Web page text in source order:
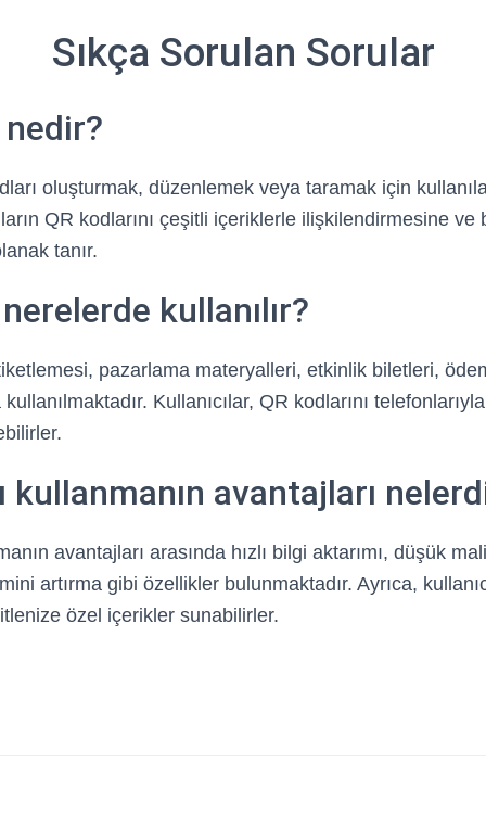
Sıkça Sorulan Sorular
nedir?
oluşturmak, düzenlemek veya taramak için
QR kodlarını çeşitli içeriklerle ilişkilendirmesine ve
tanır.
kullanılır?
pazarlama materyalleri, etkinlik biletleri,
Kullanıcılar, QR kodlarını
kullanmanın avantajları
avantajları arasında hızlı bilgi aktarımı, düşük
artırma gibi özellikler bulunmaktadır. Ayrıca,
özel içerikler sunabilirler.